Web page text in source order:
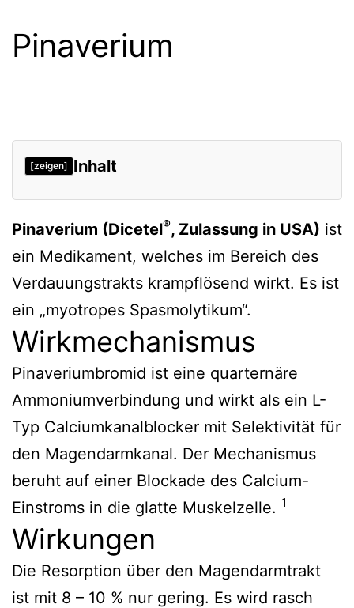
Pinaverium
[zeigen] Inhalt
Pinaverium (Dicetel®, Zulassung in USA) ist
ein Medikament, welches im Bereich des
Verdauungstrakts krampflösend wirkt. Es ist
ein „myotropes Spasmolytikum“.
Wirkmechanismus
Pinaveriumbromid ist eine quarternäre
Ammoniumverbindung und wirkt als ein L-
Typ Calciumkanalblocker mit Selektivität für
den Magendarmkanal. Der Mechanismus
beruht auf einer Blockade des Calcium-
Einstroms in die glatte Muskelzelle. 1
Wirkungen
Die Resorption über den Magendarmtrakt
ist mit 8 – 10 % nur gering. Es wird rasch